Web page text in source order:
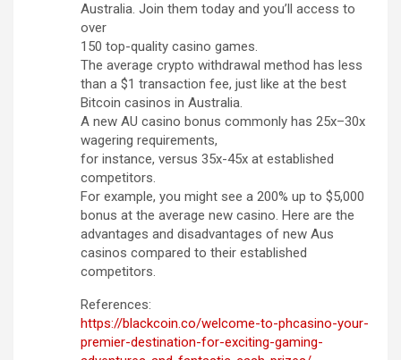
Australia. Join them today and you’ll access to
over
150 top-quality casino games.
The average crypto withdrawal method has less
than a $1 transaction fee, just like at the best
Bitcoin casinos in Australia.
A new AU casino bonus commonly has 25x–30x
wagering requirements,
for instance, versus 35x-45x at established
competitors.
For example, you might see a 200% up to $5,000
bonus at the average new casino. Here are the
advantages and disadvantages of new Aus
casinos compared to their established
competitors.
References:
https://blackcoin.co/welcome-to-phcasino-your-
premier-destination-for-exciting-gaming-